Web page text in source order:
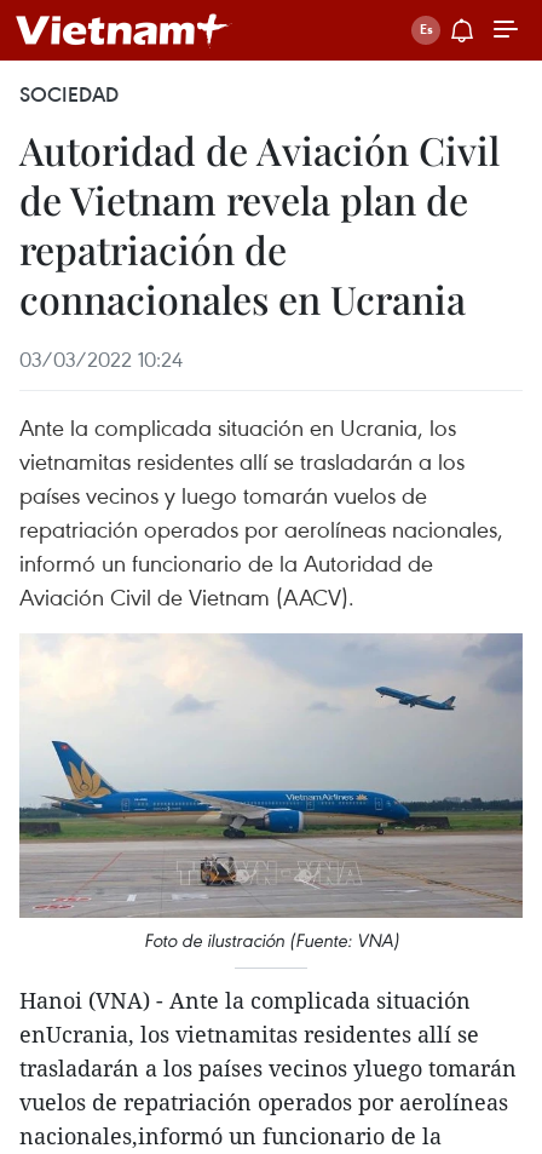
SOCIEDAD
Autoridad de Aviación Civil
de Vietnam revela plan de
repatriación de
connacionales en Ucrania
03/03/2022 10:24
Ante la complicada situación en Ucrania, los
vietnamitas residentes allí se trasladarán a los
países vecinos y luego tomarán vuelos de
repatriación operados por aerolíneas nacionales,
informó un funcionario de la Autoridad de
Aviación Civil de Vietnam (AACV).
Foto de ilustración (Fuente: VNA)
Hanoi (VNA) - Ante la complicada situación
enUcrania, los vietnamitas residentes allí se
trasladarán a los países vecinos yluego tomarán
vuelos de repatriación operados por aerolíneas
nacionales,informó un funcionario de la